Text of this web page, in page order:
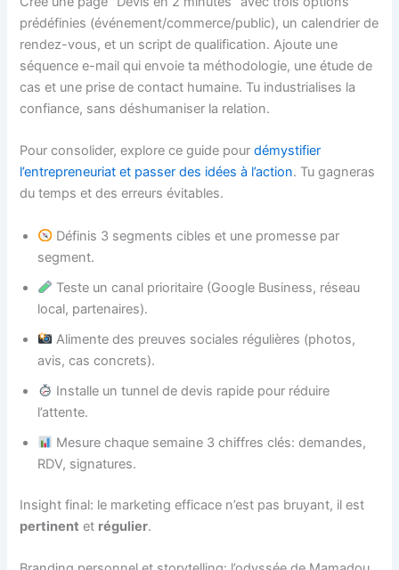
prédéfinies (événement/commerce/public), un calendrier de
rendez-vous, et un script de qualification. Ajoute une
séquence e-mail qui envoie ta méthodologie, une étude de
cas et une prise de contact humaine. Tu industrialises la
confiance, sans déshumaniser la relation.
Pour consolider, explore ce guide pourdémystifier
l’entrepreneuriat et passer des idées à l’action. Tu gagneras
du temps et des erreurs évitables.
Définis 3 segments cibles et une promesse par
segment.
Teste un canal prioritaire (Google Business, réseau
local, partenaires).
Alimente des preuves sociales régulières (photos,
avis, cas concrets).
Installe un tunnel de devis rapide pour réduire
l’attente.
Mesure chaque semaine 3 chiffres clés: demandes,
RDV, signatures.
Insight final: le marketing efficace n’est pas bruyant, il est
pertinent et régulier.